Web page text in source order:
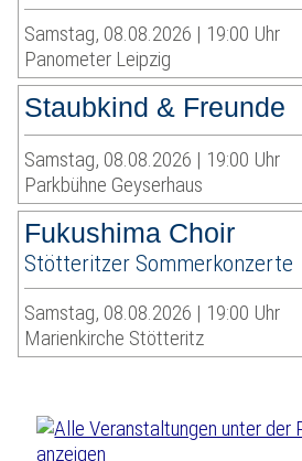
Samstag, 08.08.2026 | 19:00 Uhr
Panometer Leipzig
Staubkind & Freunde
Samstag, 08.08.2026 | 19:00 Uhr
Parkbühne Geyserhaus
Fukushima Choir
Stötteritzer Sommerkonzerte
Samstag, 08.08.2026 | 19:00 Uhr
Marienkirche Stötteritz